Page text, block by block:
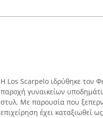
Η Los Scarpelo ιδρύθηκε τον
παροχή γυναικείων
στυλ. Με παρουσία που
επιχείρηση έχει καταξιωθεί